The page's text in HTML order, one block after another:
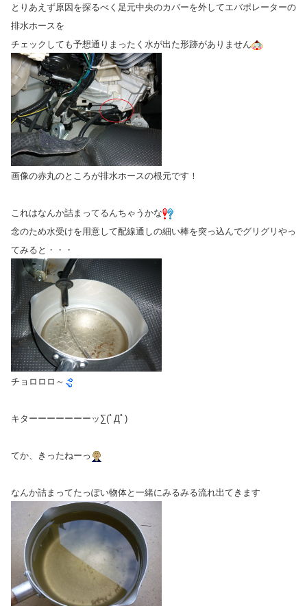
とりあえず原因を探るべく足元中央のカバーを外してエバポレーターの
排水ホースを
チェックしても予想通りまったく水が出た形跡がありません
画像の赤丸のところが排水ホースの根元です！
これはなんか詰まってるんちゃうかな
念のため水受けを用意して配線通しの細い棒を突っ込んでグリグリやっ
てみると・・・
チョロロロ～
キターーーーーーーッ∑(ﾟДﾟ)
てか、きったねーっ
なんか詰まってたっぽい物体と一緒にみるみる流れ出てきます